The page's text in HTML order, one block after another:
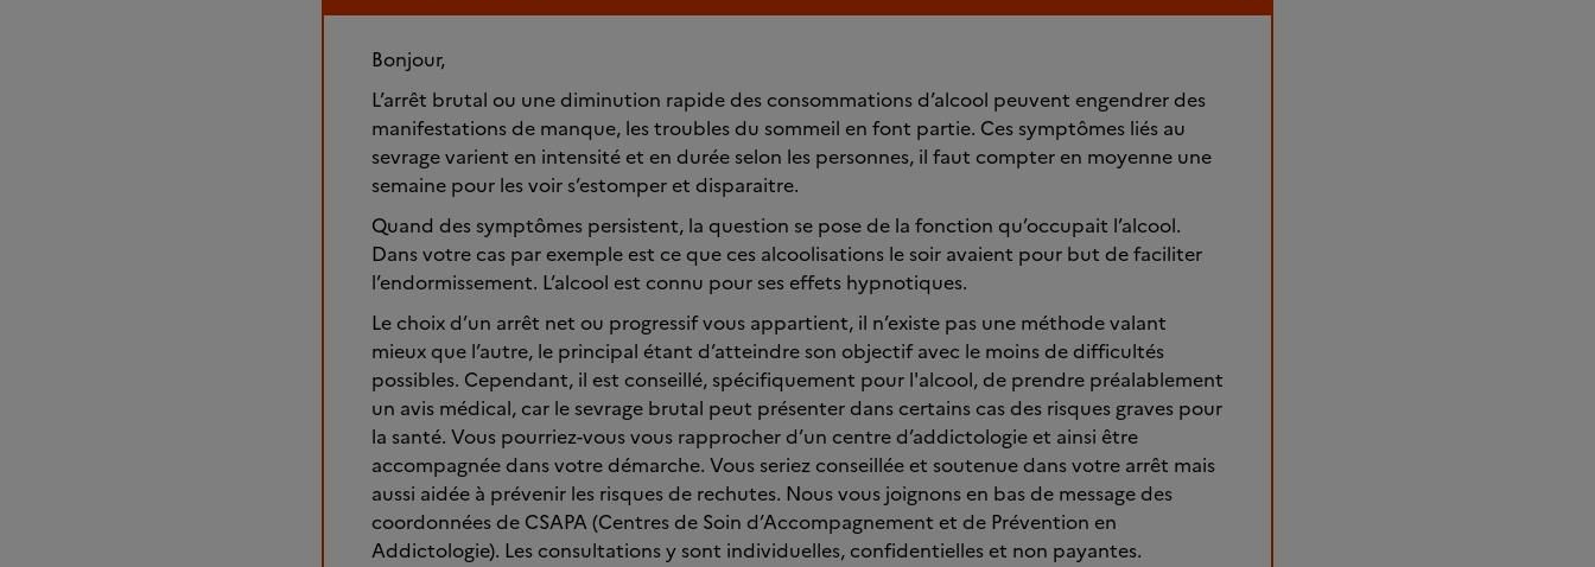
Bonjour,
L’arrêt brutal ou une diminution rapide des consommations d’alcool peuvent engendrer des
manifestations de manque, les troubles du sommeil en font partie. Ces symptômes liés au
sevrage varient en intensité et en durée selon les personnes, il faut compter en moyenne une
semaine pour les voir s’estomper et disparaitre.
Quand des symptômes persistent, la question se pose de la fonction qu’occupait l’alcool.
Dans votre cas par exemple est ce que ces alcoolisations le soir avaient pour but de faciliter
l’endormissement. L’alcool est connu pour ses effets hypnotiques.
Le choix d’un arrêt net ou progressif vous appartient, il n’existe pas une méthode valant
mieux que l’autre, le principal étant d’atteindre son objectif avec le moins de difficultés
possibles. Cependant, il est conseillé, spécifiquement pour l'alcool, de prendre préalablement
un avis médical, car le sevrage brutal peut présenter dans certains cas des risques graves pour
la santé. Vous pourriez-vous vous rapprocher d’un centre d’addictologie et ainsi être
accompagnée dans votre démarche. Vous seriez conseillée et soutenue dans votre arrêt mais
aussi aidée à prévenir les risques de rechutes. Nous vous joignons en bas de message des
coordonnées de CSAPA (Centres de Soin d’Accompagnement et de Prévention en
Addictologie). Les consultations y sont individuelles, confidentielles et non payantes.